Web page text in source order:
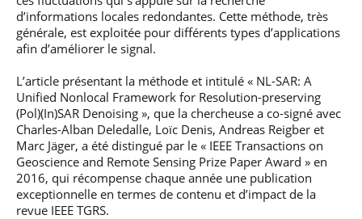
d’informations locales redondantes. Cette méthode, très
générale, est exploitée pour différents types d’applications
afin d’améliorer le signal.
L’article présentant la méthode et intitulé « NL-SAR: A
Unified Nonlocal Framework for Resolution-preserving
(Pol)(In)SAR Denoising », que la chercheuse a co-signé avec
Charles-Alban Deledalle, Loïc Denis, Andreas Reigber et
Marc Jäger, a été distingué par le « IEEE Transactions on
Geoscience and Remote Sensing Prize Paper Award » en
2016, qui récompense chaque année une publication
exceptionnelle en termes de contenu et d’impact de la
revue IEEE TGRS.